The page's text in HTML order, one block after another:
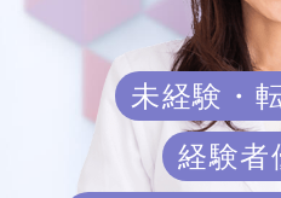
未経験・
経験